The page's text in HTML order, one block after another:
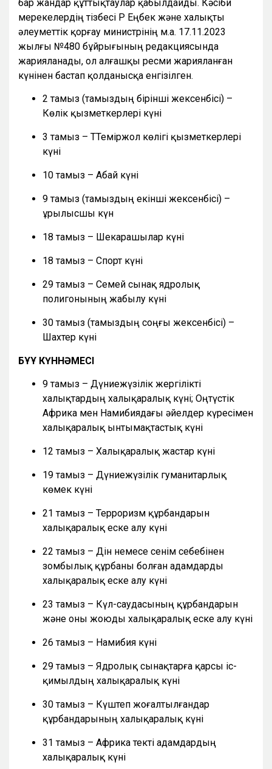
бар жандар құттықтаулар қабылдайды. Кәсіби
мерекелердің тізбесі ҚР Еңбек және халықты
әлеуметтік қорғау министрінің м.а. 17.11.2023
жылғы №480 бұйрығының редакциясында
жарияланады, ол алғашқы ресми жарияланған
күнінен бастап қолданысқа енгізілген.
2 тамыз (тамыздың бірінші жексенбісі) –
Көлік қызметкерлері күні
3 тамыз – ТТеміржол көлігі қызметкерлері
күні
10 тамыз – Абай күні
9 тамыз (тамыздың екінші жексенбісі) –
Құрылысшы күн
18 тамыз – Шекарашылар күні
18 тамыз – Спорт күні
29 тамыз – Семей сынақ ядролық
полигонының жабылу күні
30 тамыз (тамыздың соңғы жексенбісі) –
Шахтер күні
БҰҰ КҮННӘМЕСІ
9 тамыз – Дүниежүзілік жергілікті
халықтардың халықаралық күні; Оңтүстік
Африка мен Намибиядағы әйелдер күресімен
халықаралық ынтымақтастық күні
12 тамыз – Халықаралық жастар күні
19 тамыз – Дүниежүзілік гуманитарлық
көмек күні
21 тамыз – Терроризм құрбандарын
халықаралық еске алу күні
22 тамыз – Дін немесе сенім себебінен
зомбылық құрбаны болған адамдарды
халықаралық еске алу күні
23 тамыз – Күл-саудасының құрбандарын
және оны жоюды халықаралық еске алу күні
26 тамыз – Намибия күні
29 тамыз – Ядролық сынақтарға қарсы іс-
қимылдың халықаралық күні
30 тамыз – Күштеп жоғалтылғандар
құрбандарының халықаралық күні
31 тамыз – Африка текті адамдардың
халықаралық күні